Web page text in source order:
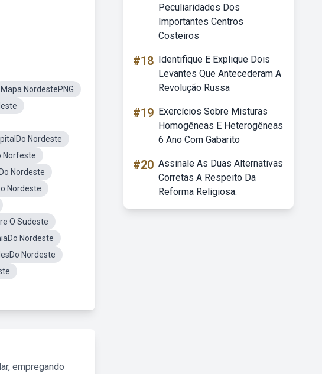
Mapa NordestePNG
Nordeste
Norfeste
Nordeste
Nordeste
O Sudeste
Nordeste
Nordeste
empregando
Peculiaridades Dos
Importantes Centros
Costeiros
#18 Identifique E Explique Dois
Levantes Que Antecederam A
Revolução Russa
#19 Exercícios Sobre Misturas
Homogêneas E Heterogêneas
6 Ano Com Gabarito
#20 Assinale As Duas Alternativas
Corretas A Respeito Da
Reforma Religiosa.